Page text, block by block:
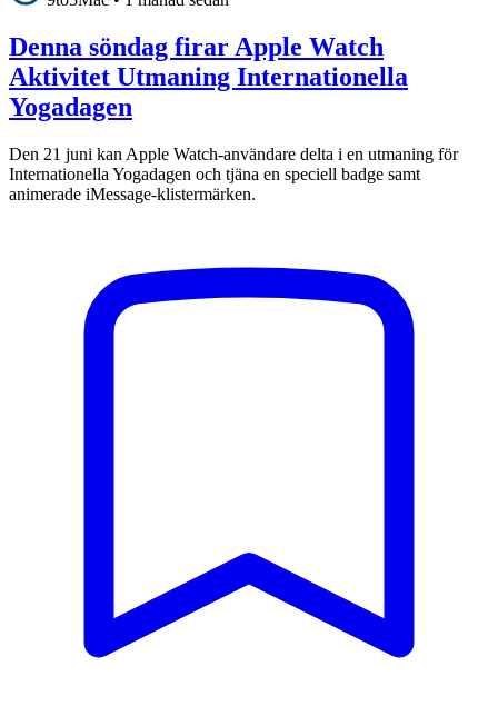
Denna söndag firar Apple Watch
Aktivitet Utmaning Internationella
Yogadagen
Den 21 juni kan Apple Watch-användare delta i en utmaning för
Internationella Yogadagen och tjäna en speciell badge samt
animerade iMessage-klistermärken.